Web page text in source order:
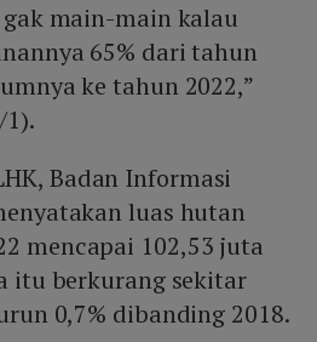
main-main kalau
65% dari tahun
ke tahun 2022,”
Badan Informasi
luas hutan
mencapai 102,53 juta
itu berkurang sekitar
0,7% dibanding 2018.